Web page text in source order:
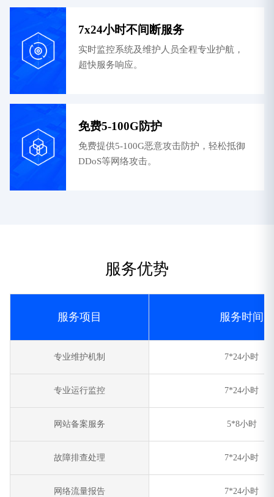
7x24小时不间断服务
实时监控系统及维护人员全程专业护航，
超快服务响应。
免费5-100G防护
免费提供5-100G恶意攻击防护，轻松抵御
DDoS等网络攻击。
服务优势
服务项目 服务时间
专业维护机制 7*24小时
专业运行监控 7*24小时
网站备案服务 5*8小时
故障排查处理 7*24小时
网络流量报告 7*24小时